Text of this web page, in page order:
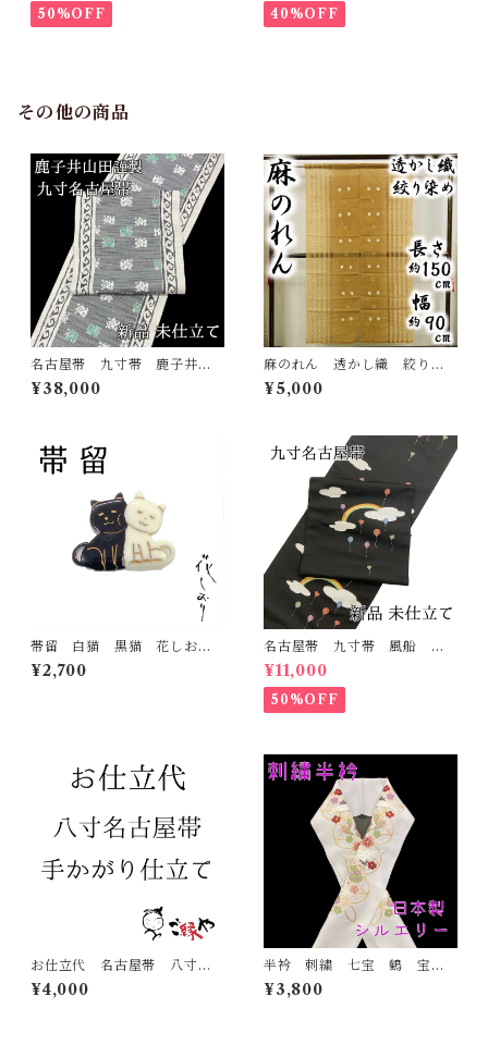
50%OFF 40%OFF
その他の商品
名古屋帯 九寸帯 鹿子井山
田謹製 正絹 日本製 西陣
織 九寸名古屋帯 鹿子井山
¥38,000
麻のれん 透かし織 絞り染
め 化粧箱付き カラシ
麻 暖簾 和のインテリア
¥5,000
帯留 白猫 黒猫 花しお
り 大原商店 帯飾り 日本
製 和装小物
¥2,700
名古屋帯 九寸帯 風船
雲 虹 正絹 日本製 九寸
名古屋帯
¥11,000
50%OFF
お仕立代 名古屋帯 八寸
帯 手かがり仕立て
¥4,000
半衿 刺繍 七宝 鶴 宝尽
くし 白地 シルエリー 新
合繊 日本製 刺繍衿 和装
¥3,800